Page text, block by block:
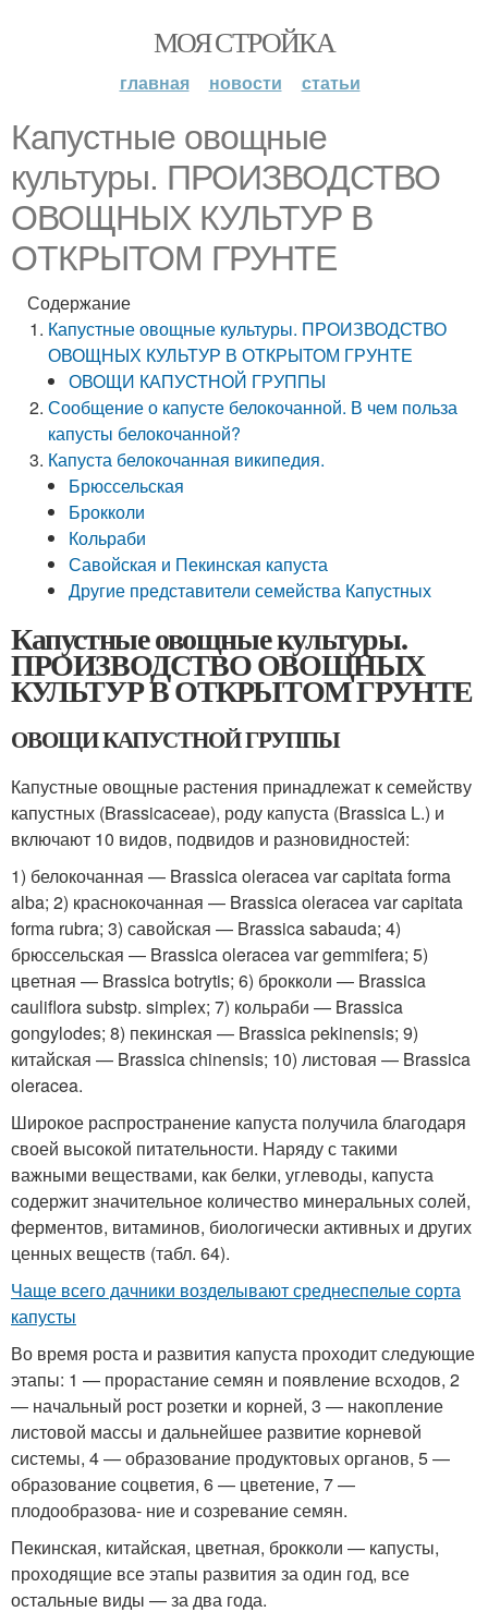
МОЯ СТРОЙКА
главная новости статьи
Капустные овощные
культуры. ПРОИЗВОДСТВО
ОВОЩНЫХ КУЛЬТУР В
ОТКРЫТОМ ГРУНТЕ
Содержание
Капустные овощные культуры. ПРОИЗВОДСТВО
ОВОЩНЫХ КУЛЬТУР В ОТКРЫТОМ ГРУНТЕ
ОВОЩИ КАПУСТНОЙ ГРУППЫ
Сообщение о капусте белокочанной. В чем польза
капусты белокочанной?
Капуста белокочанная википедия.
Брюссельская
Брокколи
Кольраби
Савойская и Пекинская капуста
Другие представители семейства Капустных
Капустные овощные культуры.
ПРОИЗВОДСТВО ОВОЩНЫХ
КУЛЬТУР В ОТКРЫТОМ ГРУНТЕ
ОВОЩИ КАПУСТНОЙ ГРУППЫ
Капустные овощные растения принадлежат к семейству
капустных (Brassicaceae), роду капуста (Brassica L.) и
включают 10 видов, подвидов и разновидностей:
1) белокочанная — Brassica oleracea var capitata forma
alba; 2) краснокочанная — Brassica oleracea var capitata
forma rubra; 3) савойская — Brassica sabauda; 4)
брюссельская — Brassica oleracea var gemmifera; 5)
цветная — Brassica botrytis; 6) брокколи — Brassica
cauliflora substp. simplex; 7) кольраби — Brassica
gongylodes; 8) пекинская — Brassica pekinensis; 9)
китайская — Brassica chinensis; 10) листовая — Brassica
oleracea.
Широкое распространение капуста получила благодаря
своей высокой питательности. Наряду с такими
важными веществами, как белки, углеводы, капуста
содержит значительное количество минеральных солей,
ферментов, витаминов, биологически активных и других
ценных веществ (табл. 64).
Чаще всего дачники возделывают среднеспелые сорта
капусты
Во время роста и развития капуста проходит следующие
этапы: 1 — прорастание семян и появление всходов, 2
— начальный рост розетки и корней, 3 — накопление
листовой массы и дальнейшее развитие корневой
системы, 4 — образование продуктовых органов, 5 —
образование соцветия, 6 — цветение, 7 —
плодообразова- ние и созревание семян.
Пекинская, китайская, цветная, брокколи — капусты,
проходящие все этапы развития за один год, все
остальные виды — за два года.